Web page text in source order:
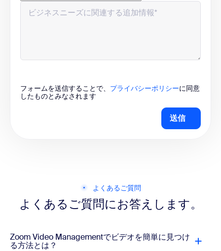
フォームを送信することで、 プライバシーポリシーに同意
したものとみなされます
送信
よくあるご質問
よくあるご質問にお答えします。
Zoom Video Managementでビデオを簡単に見つけ
る方法とは？